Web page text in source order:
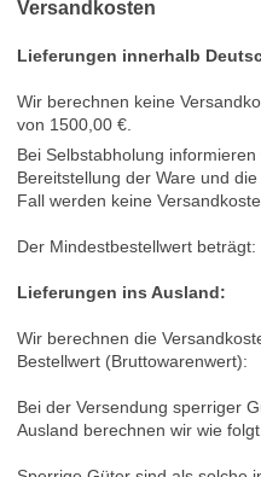
Versandkosten
Lieferungen innerhalb
Wir berechnen keine
von 1500,00 €.
Bei Selbstabholung
Bereitstellung der Ware und
Fall werden keine
Der Mindestbestellwert beträgt:
Lieferungen ins Ausland:
Wir berechnen die
Bestellwert (Bruttowarenwert):
Bei der Versendung sperriger
Ausland berechnen wir wie